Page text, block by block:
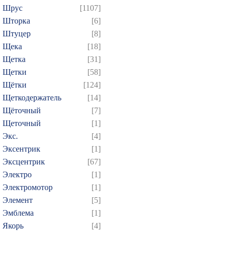
Шрус
[1107]
Шторка
[6]
Штуцер
[8]
Щека
[18]
Щетка
[31]
Щетки
[58]
Щётки
[124]
Щеткодержатель
[14]
Щёточный
[7]
Щеточный
[1]
Экс.
[4]
Эксентрик
[1]
Эксцентрик
[67]
Электро
[1]
Электромотор
[1]
Элемент
[5]
Эмблема
[1]
Якорь
[4]